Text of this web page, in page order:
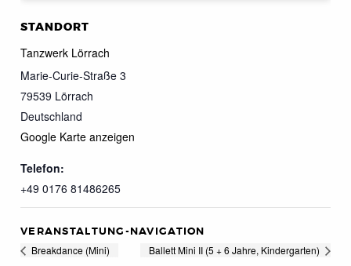
STANDORT
Tanzwerk Lörrach
Marie-Curie-Straße 3
79539 Lörrach
Deutschland
Google Karte anzeigen
Telefon:
+49 0176 81486265
VERANSTALTUNG-NAVIGATION
Breakdance (Mini) Ballett Mini II (5 + 6 Jahre, Kindergarten)